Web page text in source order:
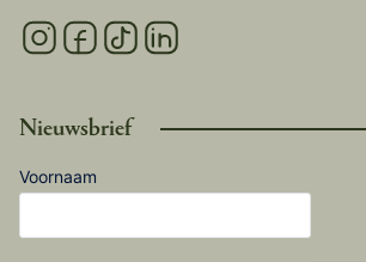
Nieuwsbrief
Voornaam